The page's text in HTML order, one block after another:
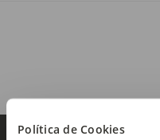
Política de Cookies